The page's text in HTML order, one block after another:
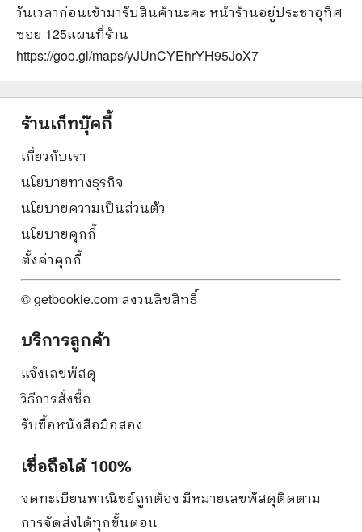
วันเวลาก่อนเข้ามารับสินค้านะคะ หน้าร้านอยู่ประชาอุทิศ
ซอย 125แผนที่ร้าน
https://goo.gl/maps/yJUnCYEhrYH95JoX7
ร้านเก็ทบุ๊คกี้
เกี่ยวกับเรา
นโยบายทางธุรกิจ
นโยบายความเป็นส่วนตัว
นโยบายคุกกี้
ตั้งค่าคุกกี้
© getbookie.com สงวนลิขสิทธิ์
บริการลูกค้า
แจ้งเลขพัสดุ
วิธีการสั่งซื้อ
รับซื้อหนังสือมือสอง
เชื่อถือได้ 100%
จดทะเบียนพาณิชย์ถูกต้อง มีหมายเลขพัสดุติดตาม
การจัดส่งได้ทุกขั้นตอน